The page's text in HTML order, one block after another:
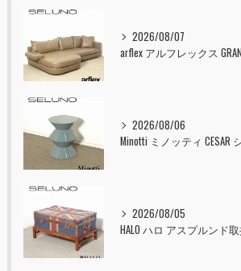
2026/08/07
2026/08/06
2026/08/05